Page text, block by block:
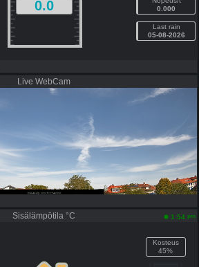
0.0
0.000
Last rain
05-08-2026
Live WebCam
Sisälämpötila °C 1:54 pm
Kosteus
45%